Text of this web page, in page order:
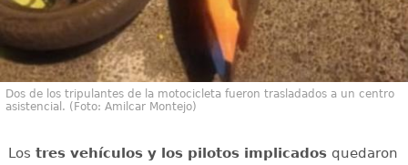
Dos de los tripulantes de la motocicleta fueron trasladados a un centro
asistencial. (Foto: Amilcar Montejo)
Los tres vehículos y los pilotos implicadosquedaron